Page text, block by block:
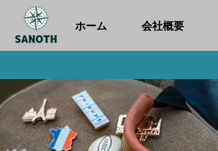
ホーム 会社概要